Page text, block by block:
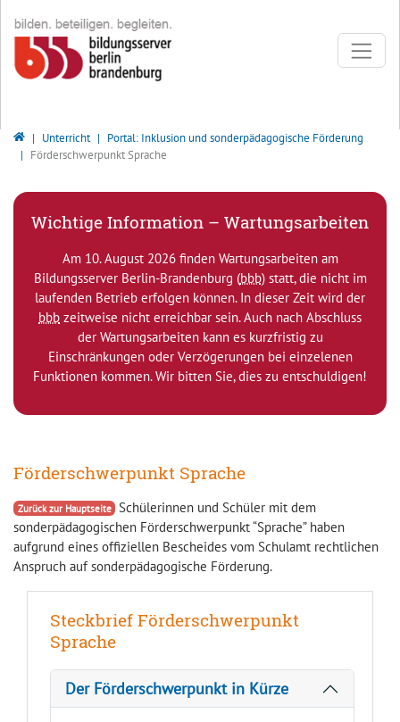
Bildungsserver Berlin - Brandenburg
Unterricht
Portal: Inklusion und sonderpädagogische Förderung
Förderschwerpunkt Sprache
Wichtige Information – Wartungsarbeiten
Am 10. August 2026 finden Wartungsarbeiten am
Bildungsserver Berlin-Brandenburg (bbb) statt, die nicht im
laufenden Betrieb erfolgen können. In dieser Zeit wird der
bbb zeitweise nicht erreichbar sein. Auch nach Abschluss
der Wartungsarbeiten kann es kurzfristig zu
Einschränkungen oder Verzögerungen bei einzelenen
Funktionen kommen. Wir bitten Sie, dies zu entschuldigen!
Förderschwerpunkt Sprache
Zurück zur Hauptseite Schülerinnen und Schüler mit dem
sonderpädagogischen Förderschwerpunkt “Sprache” haben
aufgrund eines offiziellen Bescheides vom Schulamt rechtlichen
Anspruch auf sonderpädagogische Förderung.
Steckbrief Förderschwerpunkt
Sprache
Der Förderschwerpunkt in Kürze